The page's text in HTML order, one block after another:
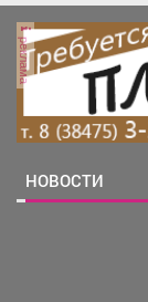
реклама
НОВОСТИ